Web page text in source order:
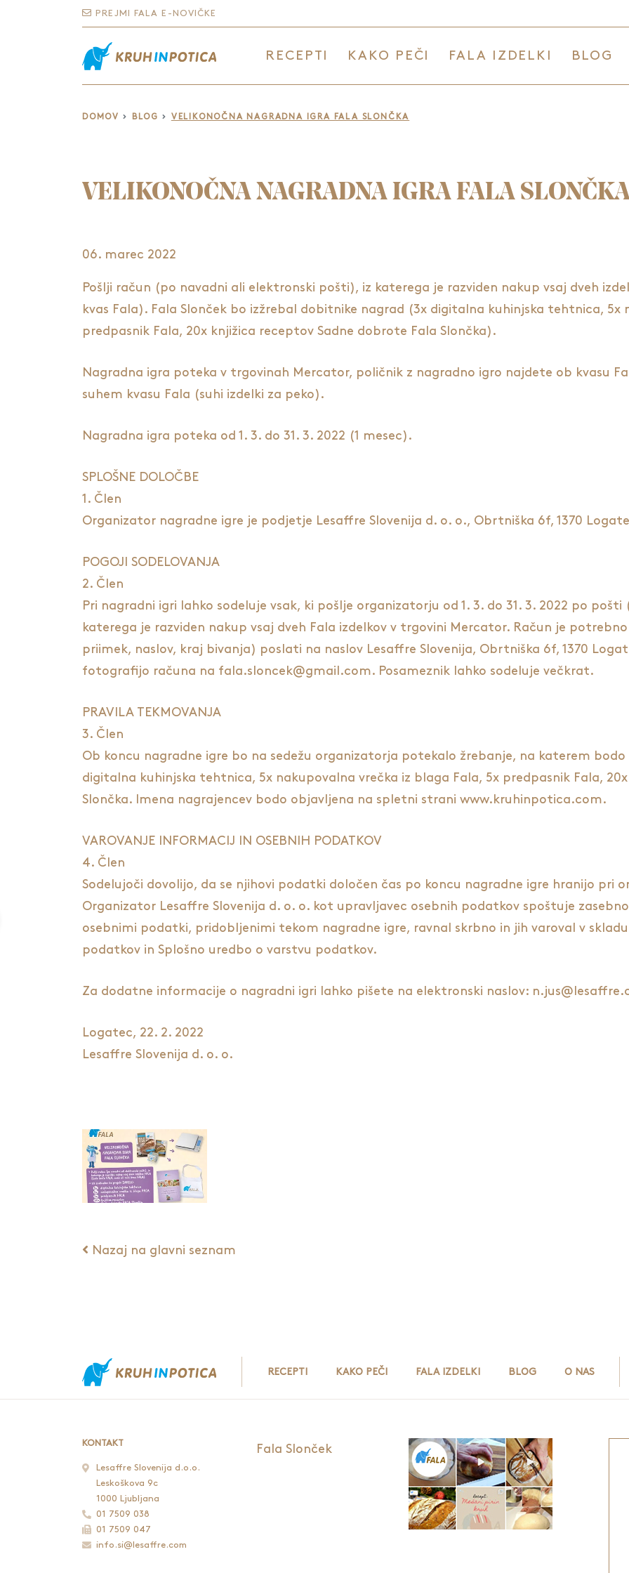
PREJMI FALA E-NOVIČKE
RECEPTI KAKO PEČI FALA IZDELKI BLOG
DOMOV BLOG VELIKONOČNA NAGRADNA IGRA FALA SLONČKA
VELIKONOČNA NAGRADNA IGRA FALA
06. marec 2022
Pošlji račun (po navadni ali elektronski pošti), iz katerega je razviden nakup vsaj dveh
kvas Fala). Fala Slonček bo izžrebal dobitnike nagrad (3x digitalna kuhinjska tehtnica, 5x
predpasnik Fala, 20x knjižica receptov Sadne dobrote Fala Slončka).
Nagradna igra poteka v trgovinah Mercator, poličnik z nagradno igro najdete ob kvasu
suhem kvasu Fala (suhi izdelki za peko).
Nagradna igra poteka od 1. 3. do 31. 3. 2022 (1 mesec).
SPLOŠNE DOLOČBE
1. Člen
Organizator nagradne igre je podjetje Lesaffre Slovenija d. o. o., Obrtniška 6f, 1370
POGOJI SODELOVANJA
2. Člen
Pri nagradni igri lahko sodeluje vsak, ki pošlje organizatorju od 1. 3. do 31. 3. 2022 po
katerega je razviden nakup vsaj dveh Fala izdelkov v trgovini Mercator. Račun je
priimek, naslov, kraj bivanja) poslati na naslov Lesaffre Slovenija, Obrtniška 6f, 1370
fotografijo računa na fala.sloncek@gmail.com. Posameznik lahko sodeluje večkrat.
PRAVILA TEKMOVANJA
3. Člen
Ob koncu nagradne igre bo na sedežu organizatorja potekalo žrebanje, na katerem
digitalna kuhinjska tehtnica, 5x nakupovalna vrečka iz blaga Fala, 5x predpasnik Fala,
Slončka. Imena nagrajencev bodo objavljena na spletni strani www.kruhinpotica.com.
VAROVANJE INFORMACIJ IN OSEBNIH PODATKOV
4. Člen
Sodelujoči dovolijo, da se njihovi podatki določen čas po koncu nagradne igre hranijo pri
Organizator Lesaffre Slovenija d. o. o. kot upravljavec osebnih podatkov spoštuje
osebnimi podatki, pridobljenimi tekom nagradne igre, ravnal skrbno in jih varoval v
podatkov in Splošno uredbo o varstvu podatkov.
Za dodatne informacije o nagradni igri lahko pišete na elektronski naslov:
Logatec, 22. 2. 2022
Lesaffre Slovenija d. o. o.
Nazaj na glavni seznam
RECEPTI KAKO PEČI FALA IZDELKI BLOG O NAS
KONTAKT
Lesaffre Slovenija d.o.o.
Leskoškova 9c
1000 Ljubljana
01 7509 038
01 7509 047
info.si@lesaffre.com
Fala Slonček